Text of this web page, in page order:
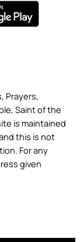
Prayers,
Saint of the
is maintained
this is not
For any
given